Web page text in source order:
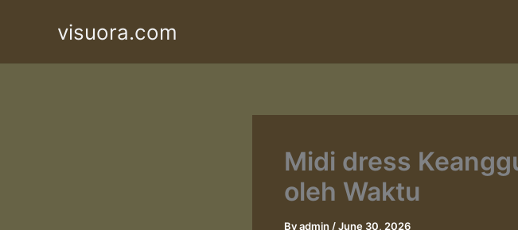
visuora.com
Midi dress
oleh Waktu
Byadmin /June 30, 2026